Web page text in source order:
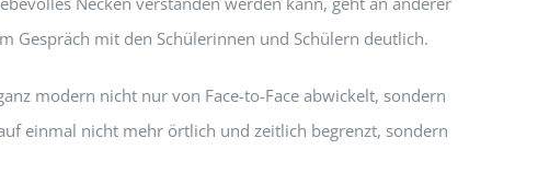
Gespräch mit den Schülerinnen und Schülern deutlich.
modern nicht nur von Face-to-Face abwickelt, sondern
einmal nicht mehr örtlich und zeitlich begrenzt, sondern